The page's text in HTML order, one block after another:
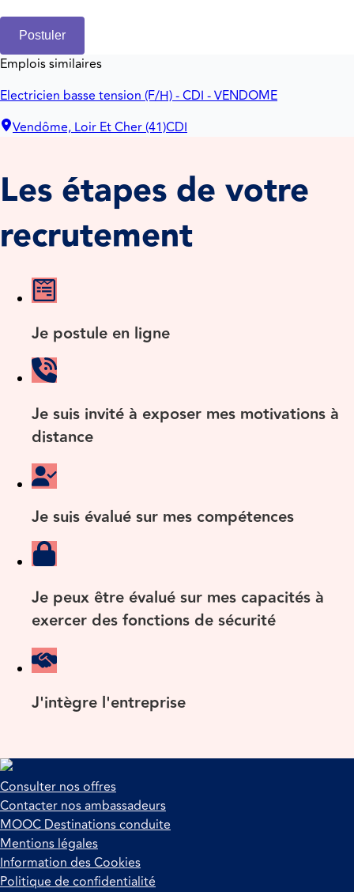
Postuler
Emplois similaires
Electricien basse tension (F/H) - CDI - VENDOME
Vendôme, Loir Et Cher (41)CDI
Les étapes de votre
recrutement
Je postule en ligne
Je suis invité à exposer mes motivations à
distance
Je suis évalué sur mes compétences
Je peux être évalué sur mes capacités à
exercer des fonctions de sécurité
J'intègre l'entreprise
Consulter nos offres
Contacter nos ambassadeurs
MOOC Destinations conduite
Mentions légales
Information des Cookies
Politique de confidentialité